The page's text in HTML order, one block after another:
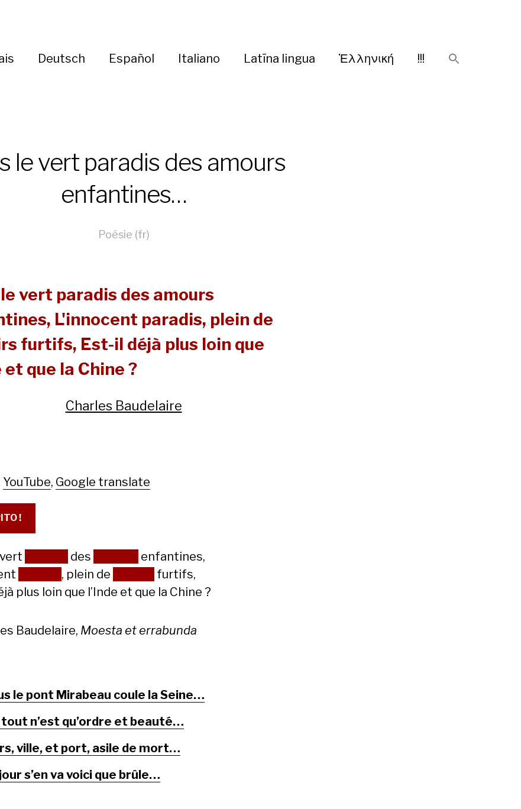
Deutsch Español Italiano Latīna lingua Ἑλληνική !!!
le vert paradis des amours
enfantines…
Poésie (fr)
vert paradis des amours
L'innocent paradis, plein de
furtifs, Est-il déjà plus loin que
et que la Chine ?
Charles Baudelaire
YouTube, Google translate
!
des
enfantines,
, plein de
furtifs,
plus loin que l’Inde et que la Chine ?
Baudelaire, Moesta et errabunda
le pont Mirabeau coule la Seine…
tout n’est qu’ordre et beauté…
ville, et port, asile de mort…
s’en va voici que brûle…